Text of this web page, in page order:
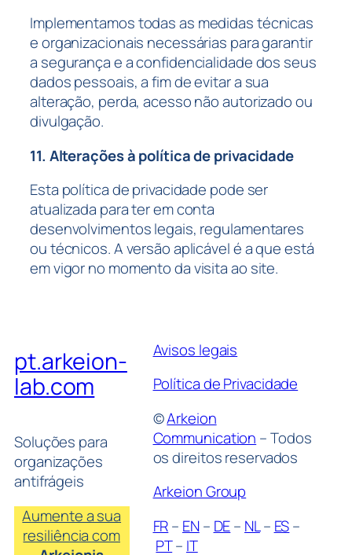
Implementamos todas as medidas técnicas
e organizacionais necessárias para garantir
a segurança e a confidencialidade dos seus
dados pessoais, a fim de evitar a sua
alteração, perda, acesso não autorizado ou
divulgação.
11. Alterações à política de privacidade
Esta política de privacidade pode ser
atualizada para ter em conta
desenvolvimentos legais, regulamentares
ou técnicos. A versão aplicável é a que está
em vigor no momento da visita ao site.
pt.arkeion-
lab.com
Soluções para
organizações
antifrágeis
Aumente a sua
resiliência com
Avisos legais
Política de Privacidade
©Arkeion
Communication – Todos
os direitos reservados
Arkeion Group
FR– EN– DE– NL– ES–
PT– IT